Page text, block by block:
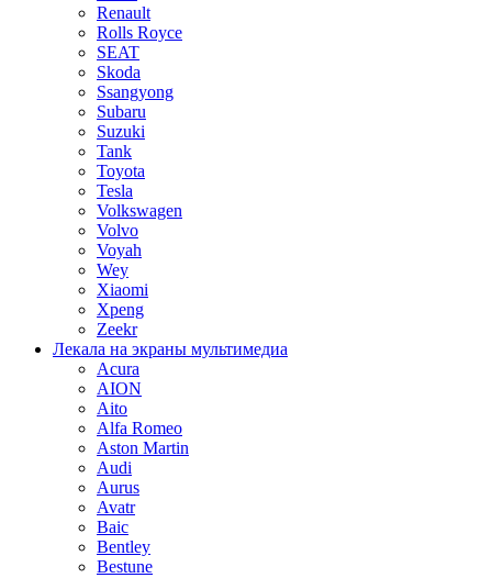
Renault
Rolls Royce
SEAT
Skoda
Ssangyong
Subaru
Suzuki
Tank
Toyota
Tesla
Volkswagen
Volvo
Voyah
Wey
Xiaomi
Xpeng
Zeekr
Лекала на экраны мультимедиа
Acura
AION
Aito
Alfa Romeo
Aston Martin
Audi
Aurus
Avatr
Baic
Bentley
Bestune